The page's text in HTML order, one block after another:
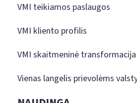
VMI teikiamos paslaugos
VMI kliento profilis
VMI skaitmeninė transformacija
Vienas langelis prievolėms